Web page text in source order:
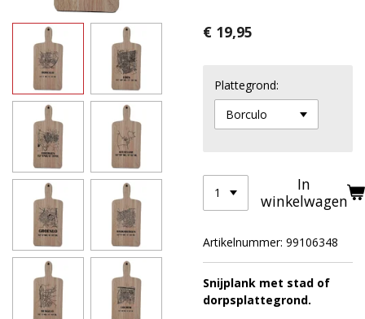
€ 19,95
Plattegrond:
In
winkelwagen
Artikelnummer: 99106348
Snijplank met stad of
dorpsplattegrond.